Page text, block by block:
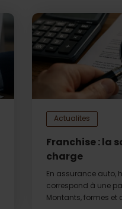
Actualites
Franchise : la
charge
En assurance auto,
correspond à une
Montants, formes et